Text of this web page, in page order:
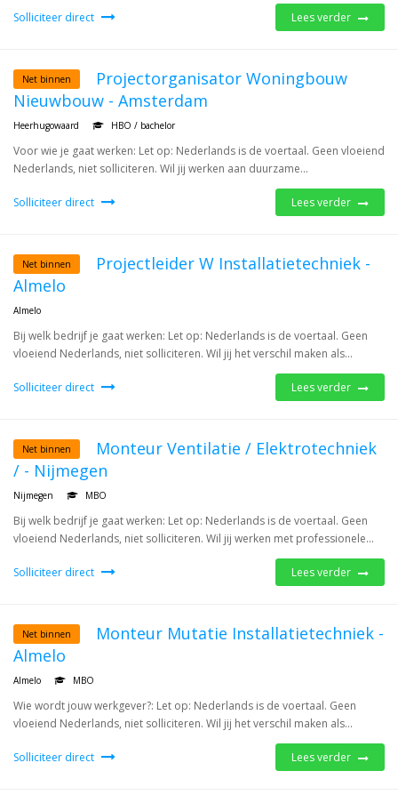
Solliciteer direct Lees verder
Net binnen
Projectorganisator Woningbouw
Nieuwbouw - Amsterdam
Heerhugowaard HBO / bachelor
Voor wie je gaat werken: Let op: Nederlands is de voertaal. Geen vloeiend
Nederlands, niet solliciteren. Wil jij werken aan duurzame...
Solliciteer direct Lees verder
Net binnen
Projectleider W Installatietechniek -
Almelo
Almelo
Bij welk bedrijf je gaat werken: Let op: Nederlands is de voertaal. Geen
vloeiend Nederlands, niet solliciteren. Wil jij het verschil maken als...
Solliciteer direct Lees verder
Net binnen
Monteur Ventilatie / Elektrotechniek
/ - Nijmegen
Nijmegen MBO
Bij welk bedrijf je gaat werken: Let op: Nederlands is de voertaal. Geen
vloeiend Nederlands, niet solliciteren. Wil jij werken met professionele...
Solliciteer direct Lees verder
Net binnen
Monteur Mutatie Installatietechniek -
Almelo
Almelo MBO
Wie wordt jouw werkgever?: Let op: Nederlands is de voertaal. Geen
vloeiend Nederlands, niet solliciteren. Wil jij het verschil maken als...
Solliciteer direct Lees verder